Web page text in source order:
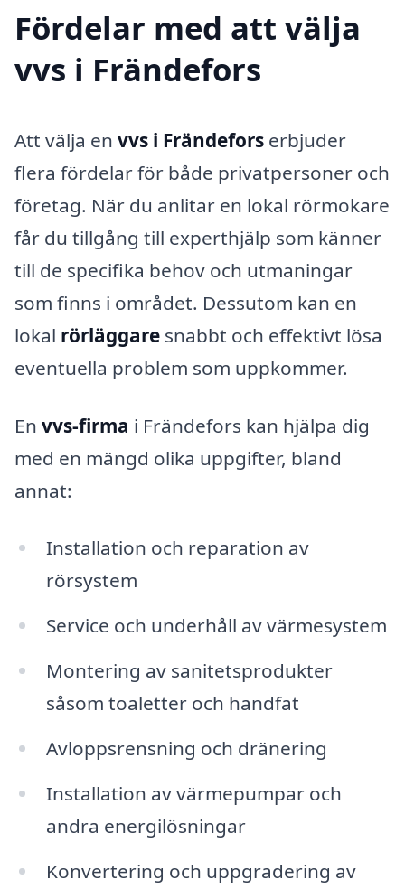
Fördelar med att välja
vvs i Frändefors
Att välja en vvs i Frändefors erbjuder
flera fördelar för både privatpersoner och
företag. När du anlitar en lokal rörmokare
får du tillgång till experthjälp som känner
till de specifika behov och utmaningar
som finns i området. Dessutom kan en
lokal rörläggare snabbt och effektivt lösa
eventuella problem som uppkommer.
En vvs-firma i Frändefors kan hjälpa dig
med en mängd olika uppgifter, bland
annat:
Installation och reparation av
rörsystem
Service och underhåll av värmesystem
Montering av sanitetsprodukter
såsom toaletter och handfat
Avloppsrensning och dränering
Installation av värmepumpar och
andra energilösningar
Konvertering och uppgradering av